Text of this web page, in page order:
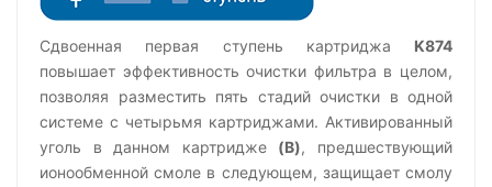
Сдвоенная первая ступень картриджа K874
повышает эффективность очистки фильтра в целом,
позволяя разместить пять стадий очистки в одной
системе с четырьмя картриджами. Активированный
уголь в данном картридже (B), предшествующий
ионообменной смоле в следующем, защищает смолу